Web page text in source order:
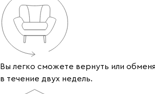
Вы легко сможете вернуть или
в течение двух недель.